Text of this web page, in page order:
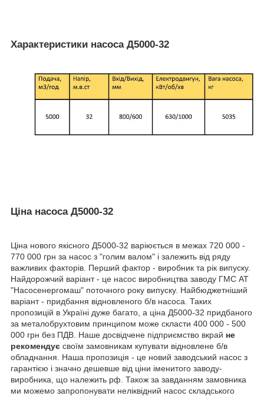
Характеристики насоса Д5000-32
Ціна насоса Д5000-32
Ціна нового якісного Д5000-32 варіюється в межах 720 000 -
770 000 грн за насос з "голим валом" і залежить від ряду
важливих факторів. Перший фактор - виробник та рік випуску.
Найдорожчий варіант - це насос виробництва заводу ГМС АТ
"Насосенергомаш" поточного року випуску. Найбюджетніший
варіант - придбання відновленого б/в насоса. Таких
пропозицій в Україні дуже багато, а ціна Д5000-32 придбаного
за металобрухтовим принципом може скласти 400 000 - 500
000 грн без ПДВ. Наше досвідчене підприємство вкрай не
рекомендує своїм замовникам купувати відновлене б/в
обладнання. Наша пропозиція - це новий заводський насос з
гарантією і значно дешевше від ціни іменитого заводу-
виробника, що належить рф. Також за завданням замовника
ми можемо запропонувати неліквідний насос складського